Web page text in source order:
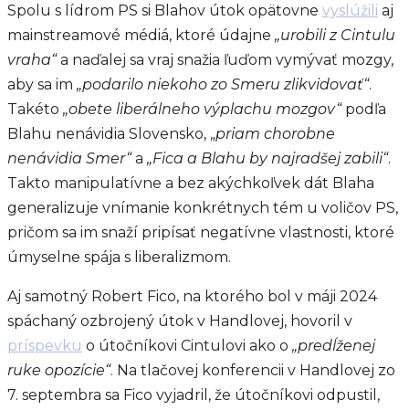
Spolu s lídrom PS si Blahov útok opätovne vyslúžili aj
mainstreamové médiá, ktoré údajne „urobili z Cintulu
vraha“ a naďalej sa vraj snažia ľuďom vymývať mozgy,
aby sa im „podarilo niekoho zo Smeru zlikvidovať“.
Takéto „obete liberálneho výplachu mozgov“ podľa
Blahu nenávidia Slovensko, „priam chorobne
nenávidia Smer“ a „Fica a Blahu by najradšej zabili“.
Takto manipulatívne a bez akýchkoľvek dát Blaha
generalizuje vnímanie konkrétnych tém u voličov PS,
pričom sa im snaží pripísať negatívne vlastnosti, ktoré
úmyselne spája s liberalizmom.
Aj samotný Robert Fico, na ktorého bol v máji 2024
spáchaný ozbrojený útok v Handlovej, hovoril v
príspevku o útočníkovi Cintulovi ako o „predĺženej
ruke opozície“. Na tlačovej konferencii v Handlovej zo
7. septembra sa Fico vyjadril, že útočníkovi odpustil,